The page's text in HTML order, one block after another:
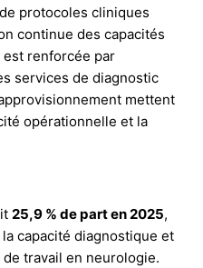
protocoles cliniques
continue des capacités
est renforcée par
services de diagnostic
mettent
opérationnelle et la
25,9 % de part en 2025,
capacité diagnostique et
de travail en neurologie.